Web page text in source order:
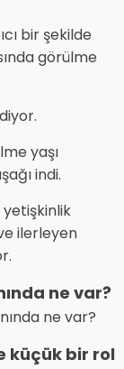
bir şekilde
görülme
yaşı
indi.
ilerleyen
ne var?
ne var?
küçük bir rol